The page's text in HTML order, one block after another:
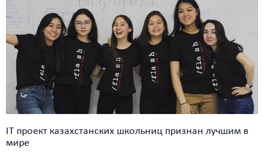
IT проект казахстанских школьниц признан лучшим в
мире